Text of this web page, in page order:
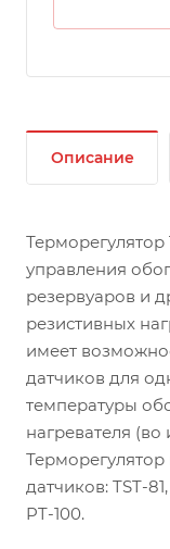
Описание
Терморегулятор
управления
резервуаров и
резистивных
имеет
датчиков для
температуры
нагревателя
датчиков: TST-
PT-100.